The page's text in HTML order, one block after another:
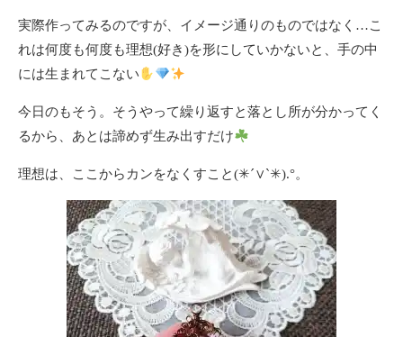
実際作ってみるのですが、イメージ通りのものではなく…こ
れは何度も何度も理想(好き)を形にしていかないと、手の中
には生まれてこない
今日のもそう。そうやって繰り返すと落とし所が分かってく
るから、あとは諦めず生み出すだけ
理想は、ここからカンをなくすこと(✳︎´∨︎`✳︎).°。